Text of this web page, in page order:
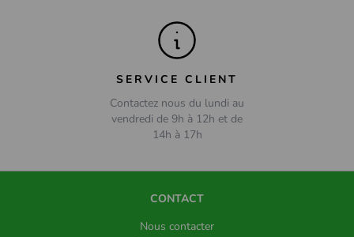
SERVICE CLIENT
Contactez nous du lundi au
vendredi de 9h à 12h et de
14h à 17h
CONTACT
Nous contacter